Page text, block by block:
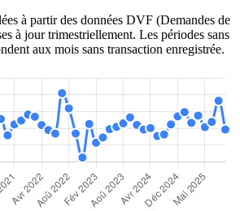
à partir des données DVF (Demandes de
à jour trimestriellement. Les périodes sans
aux mois sans transaction enregistrée.